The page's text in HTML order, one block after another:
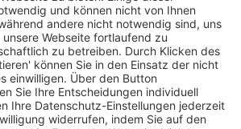
ein
2023vonsd